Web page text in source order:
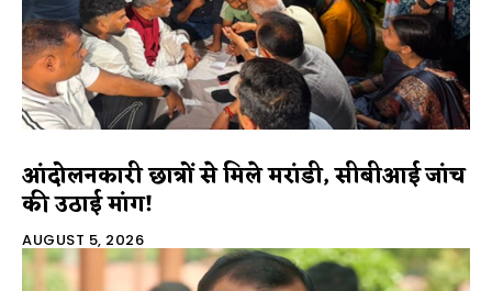
आंदोलनकारी छात्रों से मिले मरांडी, सीबीआई जांच
की उठाई मांग!
AUGUST 5, 2026